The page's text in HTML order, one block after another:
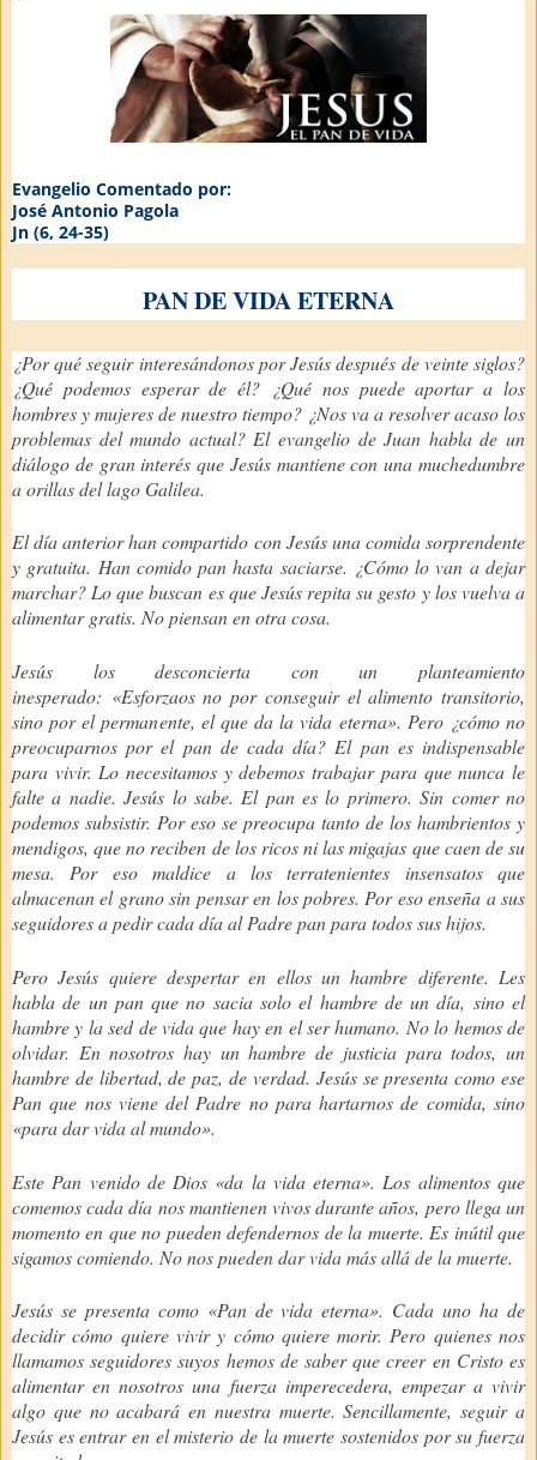
Evangelio Comentado por:
José Antonio Pagola
Jn (6, 24-35)
PAN DE VIDA ETERNA
¿Por qué seguir interesándonos por Jesús después de veinte siglos?
¿Qué podemos esperar de él? ¿Qué nos puede aportar a los
hombres y mujeres de nuestro tiempo? ¿Nos va a resolver acaso los
problemas del mundo actual? El evangelio de Juan habla de un
diálogo de gran interés que Jesús mantiene con una muchedumbre
a orillas del lago Galilea.
El día anterior han compartido con Jesús una comida sorprendente
y gratuita. Han comido pan hasta saciarse. ¿Cómo lo van a dejar
marchar? Lo que buscan es que Jesús repita su gesto y los vuelva a
alimentar gratis. No piensan en otra cosa.
Jesús los desconcierta con un planteamiento
inesperado: «Esforzaos no por conseguir el alimento transitorio,
sino por el permanente, el que da la vida eterna». Pero ¿cómo no
preocuparnos por el pan de cada día? El pan es indispensable
para vivir. Lo necesitamos y debemos trabajar para que nunca le
falte a nadie. Jesús lo sabe. El pan es lo primero. Sin comer no
podemos subsistir. Por eso se preocupa tanto de los hambrientos y
mendigos, que no reciben de los ricos ni las migajas que caen de su
mesa. Por eso maldice a los terratenientes insensatos que
almacenan el grano sin pensar en los pobres. Por eso enseña a sus
seguidores a pedir cada día al Padre pan para todos sus hijos.
Pero Jesús quiere despertar en ellos un hambre diferente. Les
habla de un pan que no sacia solo el hambre de un día, sino el
hambre y la sed de vida que hay en el ser humano. No lo hemos de
olvidar. En nosotros hay un hambre de justicia para todos, un
hambre de libertad, de paz, de verdad. Jesús se presenta como ese
Pan que nos viene del Padre no para hartarnos de comida, sino
«para dar vida al mundo».
Este Pan venido de Dios «da la vida eterna». Los alimentos que
comemos cada día nos mantienen vivos durante años, pero llega un
momento en que no pueden defendernos de la muerte. Es inútil que
sigamos comiendo. No nos pueden dar vida más allá de la muerte.
Jesús se presenta como «Pan de vida eterna». Cada uno ha de
decidir cómo quiere vivir y cómo quiere morir. Pero quienes nos
llamamos seguidores suyos hemos de saber que creer en Cristo es
alimentar en nosotros una fuerza imperecedera, empezar a vivir
algo que no acabará en nuestra muerte. Sencillamente, seguir a
Jesús es entrar en el misterio de la muerte sostenidos por su fuerza